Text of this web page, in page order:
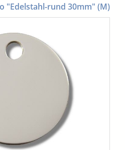
"Edelstahl-rund 30mm" (M)